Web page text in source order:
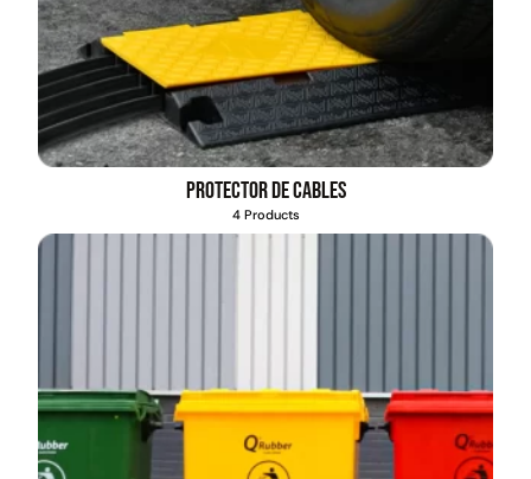
Protector de cables
4 Products